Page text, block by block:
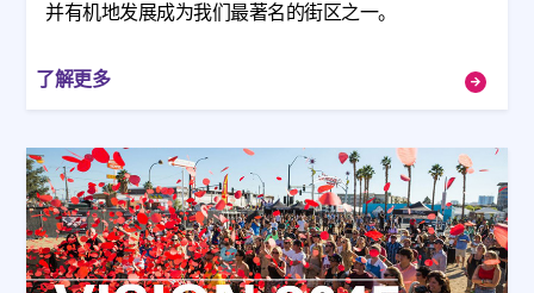
并有机地发展成为我们最著名的街区之一。
了解更多